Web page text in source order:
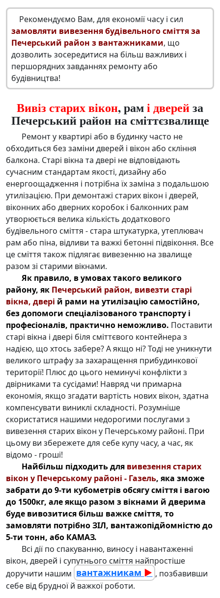
Рекомендуємо Вам, для економії часу і сил
замовляти вивезення будівельного сміття за
Печерський район з вантажниками, що
дозволить зосередитися на більш важливих і
першорядних завданнях ремонту або
будівництва!
Вивіз старих вікон, рамі дверейза
Печерський район на сміттєзвалище
Ремонт у квартирі або в будинку часто не
обходиться без заміни дверей і вікон або скління
балкона. Старі вікна та двері не відповідають
сучасним стандартам якості, дизайну або
енергоощадження і потрібна їх заміна з подальшою
утилізацією. При демонтажі старих вікон і дверей,
віконних або дверних коробок і балконних рам
утворюється велика кількість додаткового
будівельного сміття - стара штукатурка, утеплювач
рам або піна, відливи та важкі бетонні підвіконня. Все
це сміття також підлягає вивезенню на звалище
разом зі старими вікнами.
Як правило, в умовах такого великого
району, як Печерський район, вивезти старі
вікна, двері й рами на утилізацію самостійно,
без допомоги спеціалізованого транспорту і
професіоналів, практично неможливо. Поставити
старі вікна і двері біля сміттєвого контейнера з
надією, що хтось забере? А якщо ні? Тоді не уникнути
великого штрафу за захаращення прибудинкової
території! Плюс до цього неминучі конфлікти з
двірниками та сусідами! Навряд чи примарна
економія, якщо згадати вартість нових вікон, здатна
компенсувати виниклі складності. Розумніше
скористатися нашими недорогими послугами з
вивезення старих вікон у Печерському районі. При
цьому ви збережете для себе купу часу, а час, як
відомо - гроші!
Найбільш підходить для вивезення старих
вікон у Печерському районі - Газель, яка зможе
забрати до 9-ти кубометрів обсягу сміття і вагою
до 1500кг, але якщо разом з вікнами й дверима
буде вивозитися більш важке сміття, то
замовляти потрібно ЗІЛ, вантажопідйомністю до
5-ти тонн, або КАМАЗ.
Всі дії по спакуванню, виносу і навантаженні
вікон, дверей і супутнього сміття найпростіше
доручити нашим вантажникам ► , позбавивши
себе від брудної й важкої роботи.